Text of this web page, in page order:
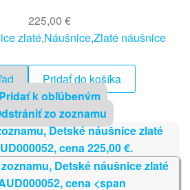
225,00 €
zlaté,Náušnice,Zlaté náušnice
Pridať do košíka
Pridať k obľúbeným
zo zoznamu
Detské náušnice zlaté
cena225,00€.